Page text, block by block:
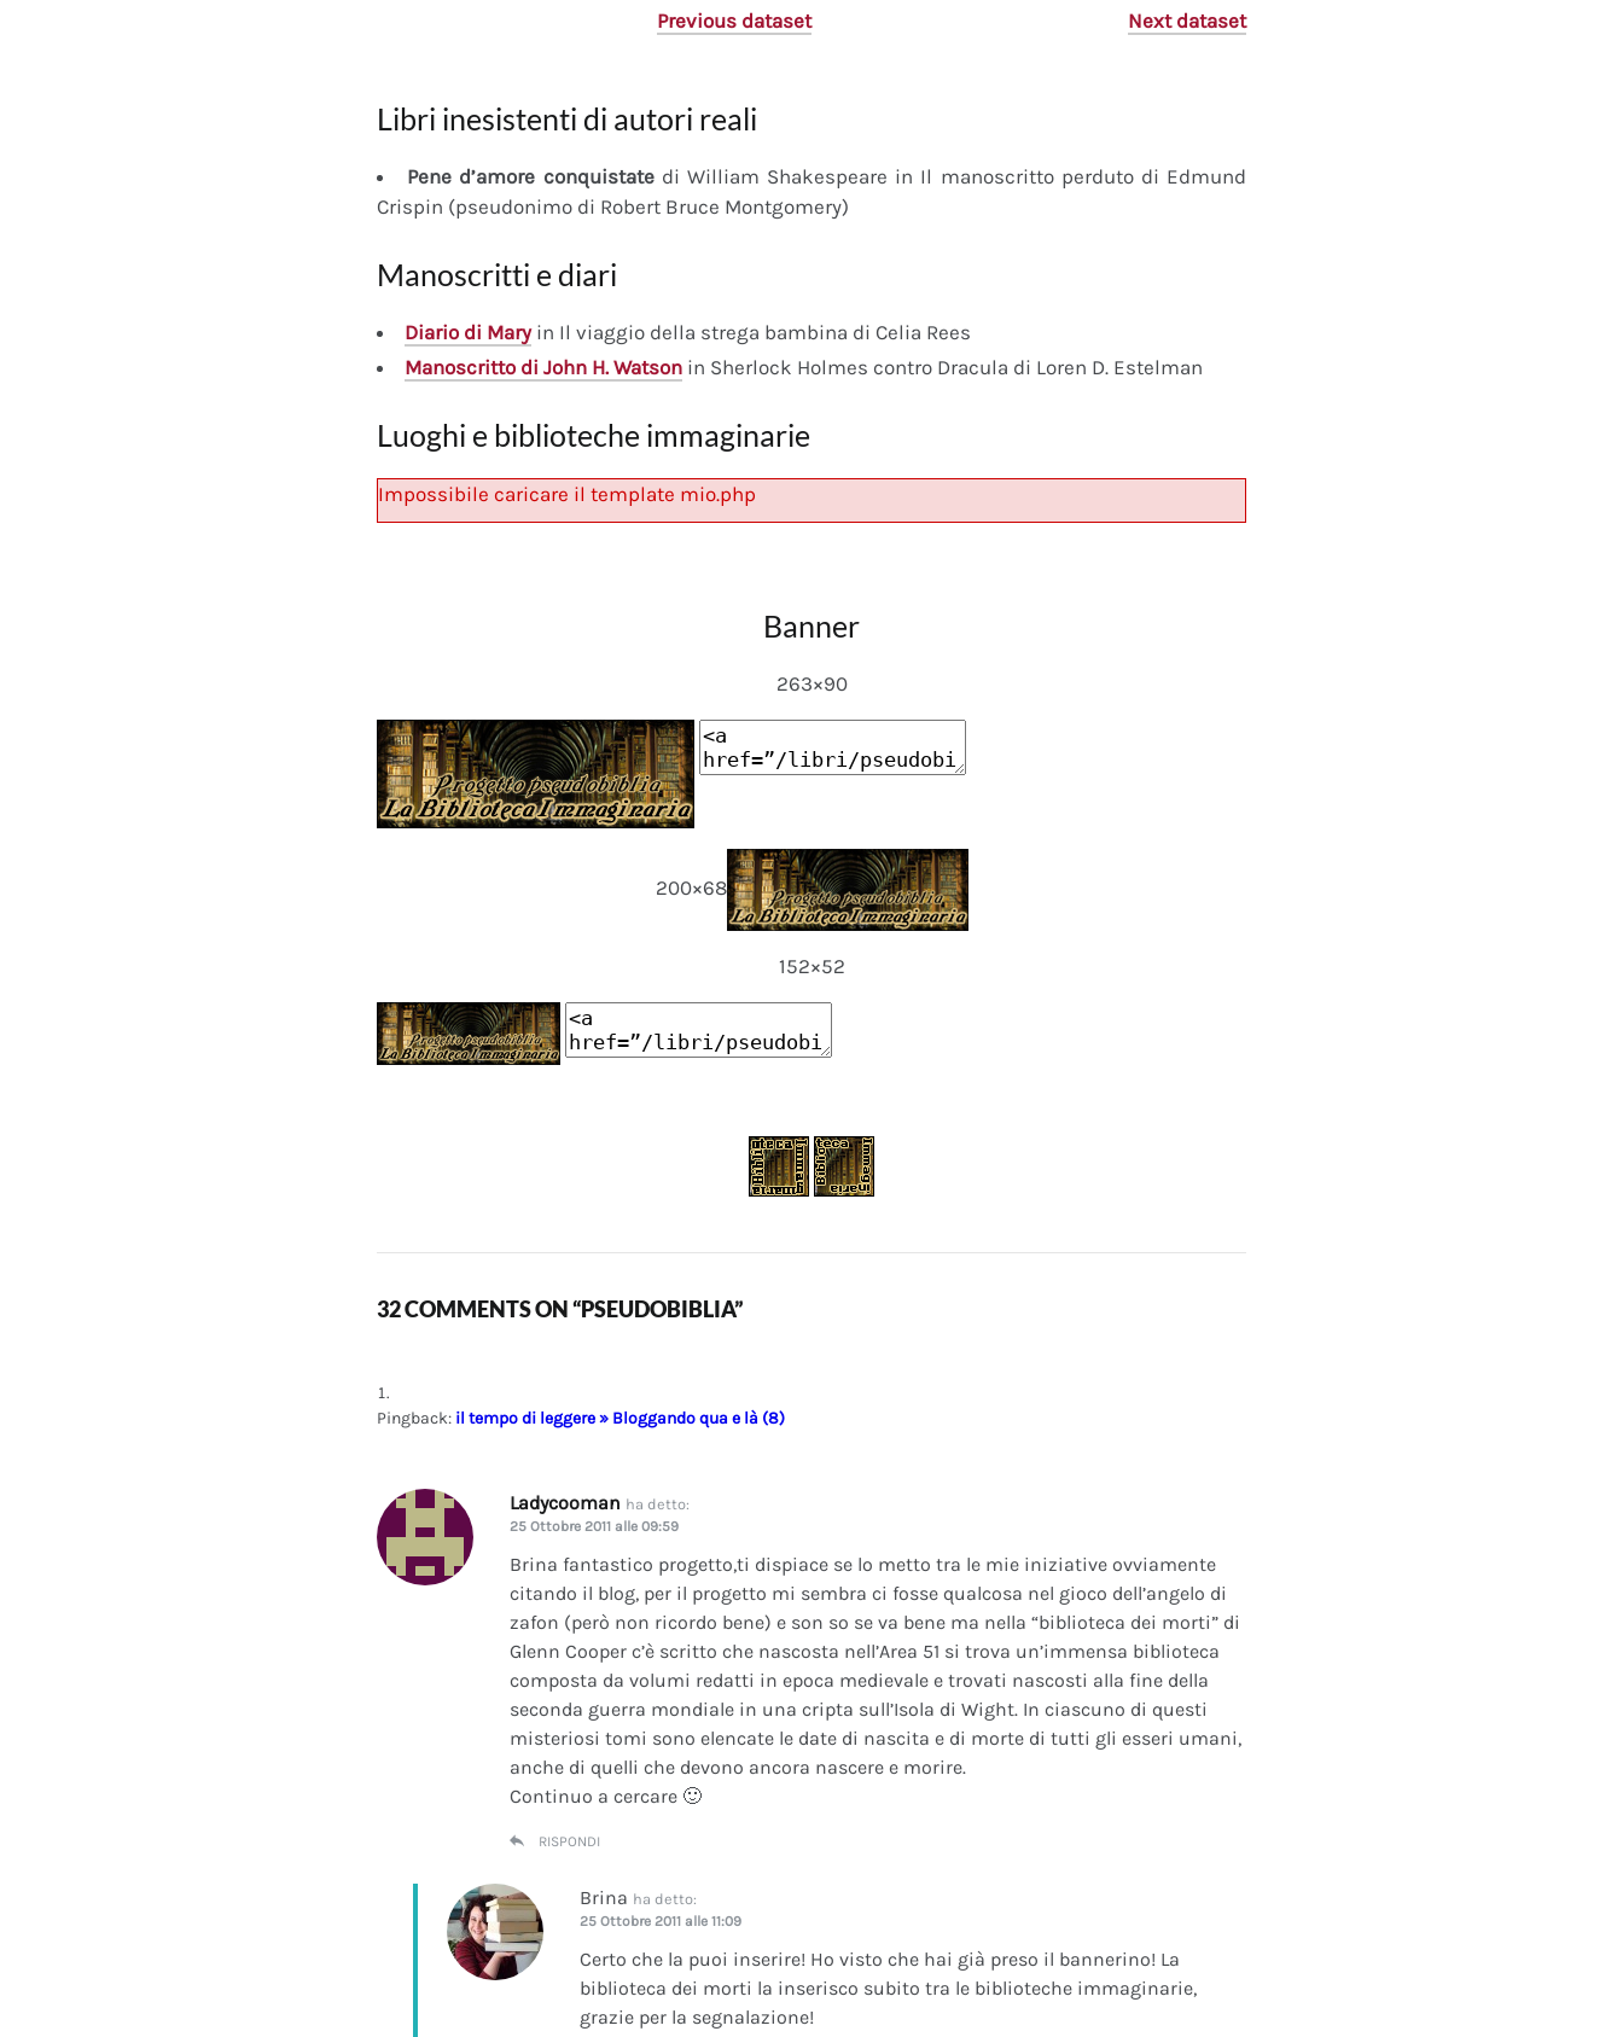
Previous dataset Next dataset
Libri inesistenti di autori reali
Pene d’amore conquistatedi William Shakespeare in Il manoscritto perduto di Edmund
Crispin (pseudonimo di Robert Bruce Montgomery)
Manoscritti e diari
Diario di Maryin Il viaggio della strega bambina di Celia Rees
Manoscritto di John H. Watson in Sherlock Holmes contro Dracula di Loren D. Estelman
Luoghi e biblioteche immaginarie
Impossibile caricare il template mio.php
Banner
263×90
200×68
152×52
32 COMMENTS ON “PSEUDOBIBLIA”
Pingback: il tempo di leggere » Bloggando qua e là (8)
Ladycooman ha detto:
25 Ottobre 2011 alle 09:59
Brina fantastico progetto,ti dispiace se lo metto tra le mie iniziative ovviamente
citando il blog, per il progetto mi sembra ci fosse qualcosa nel gioco dell’angelo di
zafon (però non ricordo bene) e son so se va bene ma nella “biblioteca dei morti” di
Glenn Cooper c’è scritto che nascosta nell’Area 51 si trova un’immensa biblioteca
composta da volumi redatti in epoca medievale e trovati nascosti alla fine della
seconda guerra mondiale in una cripta sull’Isola di Wight. In ciascuno di questi
misteriosi tomi sono elencate le date di nascita e di morte di tutti gli esseri umani,
anche di quelli che devono ancora nascere e morire.
Continuo a cercare 🙂
RISPONDI
Brina ha detto:
25 Ottobre 2011 alle 11:09
Certo che la puoi inserire! Ho visto che hai già preso il bannerino! La
biblioteca dei morti la inserisco subito tra le biblioteche immaginarie,
grazie per la segnalazione!